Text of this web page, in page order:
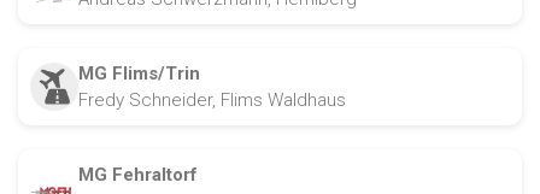
MG Flims/Trin
Fredy Schneider, Flims Waldhaus
MG Fehraltorf